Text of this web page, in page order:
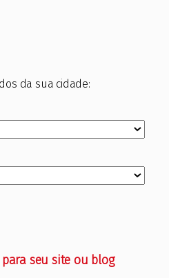
da sua cidade:
seu site ou blog